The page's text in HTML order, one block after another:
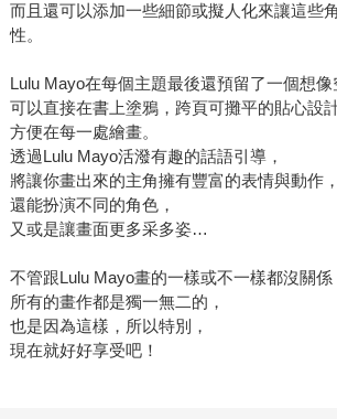
而且還可以添加一些細節或擬人化來讓這些
性。
Lulu Mayo在每個主題最後還預留了一個想像
可以直接在書上塗鴉，跨頁可攤平的貼心設
方便在每一處繪畫。
透過Lulu Mayo活潑有趣的話語引導，
將讓你畫出來的主角擁有豐富的表情與動作，
還能扮演不同的角色，
又或是讓畫面更多采多姿…
不管跟Lulu Mayo畫的一樣或不一樣都沒關係
所有的畫作都是獨一無二的，
也是因為這樣，所以特別，
現在就好好享受吧！